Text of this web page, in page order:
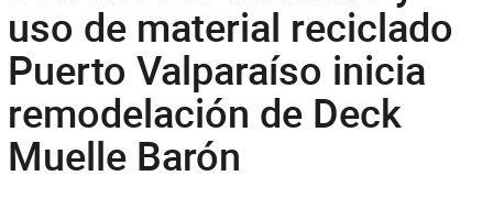
uso de material reciclado
Puerto Valparaíso inicia
remodelación de Deck
Muelle Barón